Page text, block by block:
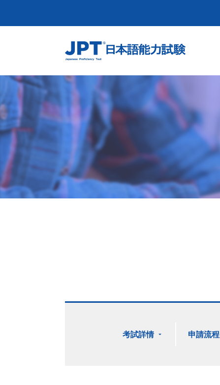
考試詳情 申請流程